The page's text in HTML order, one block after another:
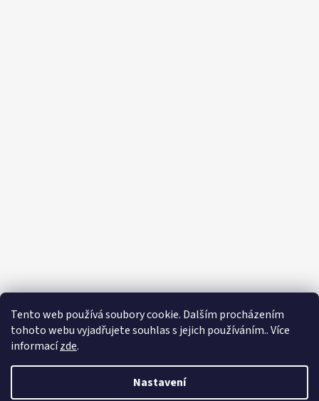
Tento web používá soubory cookie. Dalším procházením
tohoto webu vyjadřujete souhlas s jejich používáním.. Více
informacízde.
Nastavení